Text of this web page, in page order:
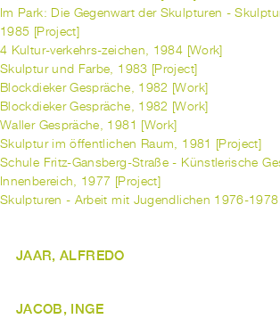
Im Park: Die Gegenwart der Skulpturen -
1985 [Project]
4 Kultur-verkehrs-zeichen, 1984 [Work]
Skulptur und Farbe, 1983 [Project]
Blockdieker Gespräche, 1982 [Work]
Blockdieker Gespräche, 1982 [Work]
Waller Gespräche, 1981 [Work]
Skulptur im öffentlichen Raum, 1981 [Project]
Schule Fritz-Gansberg-Straße - Künstlerische
Innenbereich, 1977 [Project]
Skulpturen - Arbeit mit Jugendlichen 1976-
JAAR, ALFREDO
JACOB, INGE